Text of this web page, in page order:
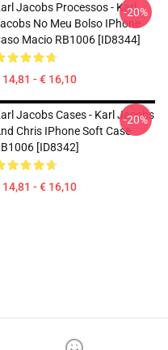
Jacobs Processos - Karl
No Meu Bolso IPhone
Macio RB1006 [ID8344]
14,81 - € 16,10
-20%
Jacobs Cases - Karl Jacobs
Chris IPhone Soft Case
[ID8342]
14,81 - € 16,10
-20%